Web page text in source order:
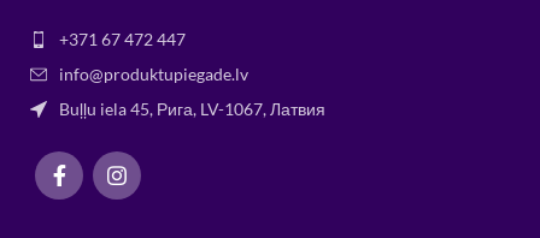
+371 67 472 447
info@produktupiegade.lv
Buļļu iela 45, Рига, LV-1067, Латвия